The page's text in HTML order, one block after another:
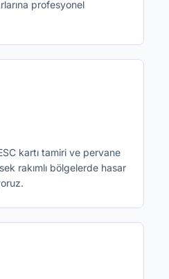
profesyonel
kartı tamiri ve pervane
rakımlı bölgelerde hasar